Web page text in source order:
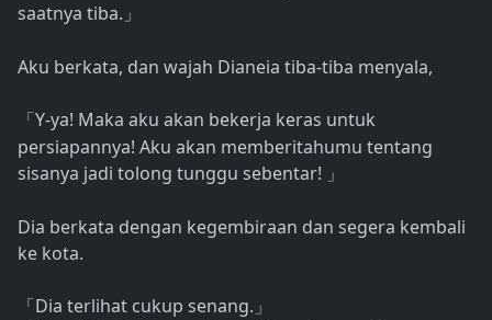
saatnya tiba. 」
Aku berkata, dan wajah Dianeia tiba-tiba menyala,
「 Y-ya! Maka aku akan bekerja keras untuk
persiapannya! Aku akan memberitahumu tentang
sisanya jadi tolong tunggu sebentar!
」
Dia berkata dengan kegembiraan dan segera kembali
ke kota.
「 Dia terlihat cukup senang. 」